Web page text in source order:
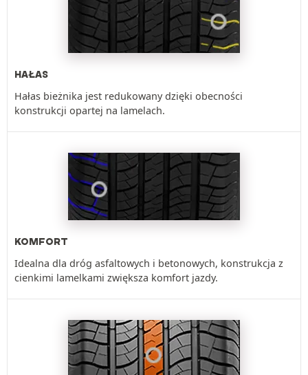
HAŁAS
Hałas bieżnika jest redukowany dzięki obecności
konstrukcji opartej na lamelach.
KOMFORT
Idealna dla dróg asfaltowych i betonowych, konstrukcja z
cienkimi lamelkami zwiększa komfort jazdy.